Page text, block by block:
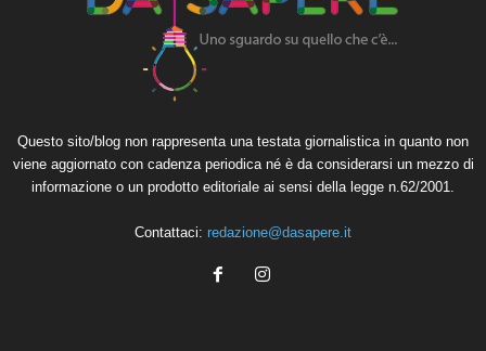
Questo sito/blog non rappresenta una testata giornalistica in quanto non
viene aggiornato con cadenza periodica né è da considerarsi un mezzo di
informazione o un prodotto editoriale ai sensi della legge n.62/2001.
Contattaci: redazione@dasapere.it